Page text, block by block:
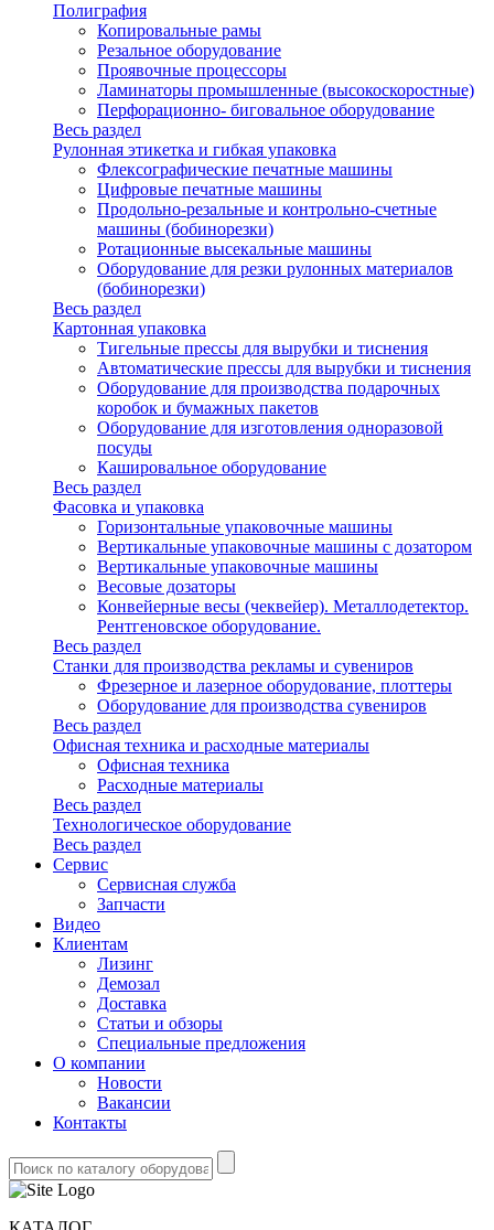
Полиграфия
Копировальные рамы
Резальное оборудование
Проявочные процессоры
Ламинаторы промышленные (высокоскоростные)
Перфорационно- биговальное оборудование
Весь раздел
Рулонная этикетка и гибкая упаковка
Флексографические печатные машины
Цифровые печатные машины
Продольно-резальные и контрольно-счетные
машины (бобинорезки)
Ротационные высекальные машины
Оборудование для резки рулонных материалов
(бобинорезки)
Весь раздел
Картонная упаковка
Тигельные прессы для вырубки и тиснения
Автоматические прессы для вырубки и тиснения
Оборудование для производства подарочных
коробок и бумажных пакетов
Оборудование для изготовления одноразовой
посуды
Кашировальное оборудование
Весь раздел
Фасовка и упаковка
Горизонтальные упаковочные машины
Вертикальные упаковочные машины с дозатором
Вертикальные упаковочные машины
Весовые дозаторы
Конвейерные весы (чеквейер). Металлодетектор.
Рентгеновское оборудование.
Весь раздел
Станки для производства рекламы и сувениров
Фрезерное и лазерное оборудование, плоттеры
Оборудование для производства сувениров
Весь раздел
Офисная техника и расходные материалы
Офисная техника
Расходные материалы
Весь раздел
Технологическое оборудование
Весь раздел
Сервис
Сервисная служба
Запчасти
Видео
Клиентам
Лизинг
Демозал
Доставка
Статьи и обзоры
Специальные предложения
О компании
Новости
Вакансии
Контакты